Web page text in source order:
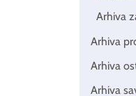
Arhiva
Arhiva
Arhiva
Arhiva